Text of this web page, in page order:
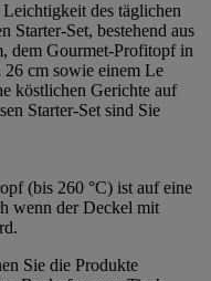
des täglichen
Starter-Set, bestehend aus
dem Gourmet-Profitopf in
cm sowie einem Le
köstlichen Gerichte auf
Starter-Set sind Sie
(bis 260 °C) ist auf eine
wenn der Deckel mit
Sie die Produkte